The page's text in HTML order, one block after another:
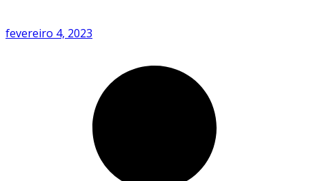
fevereiro 4, 2023